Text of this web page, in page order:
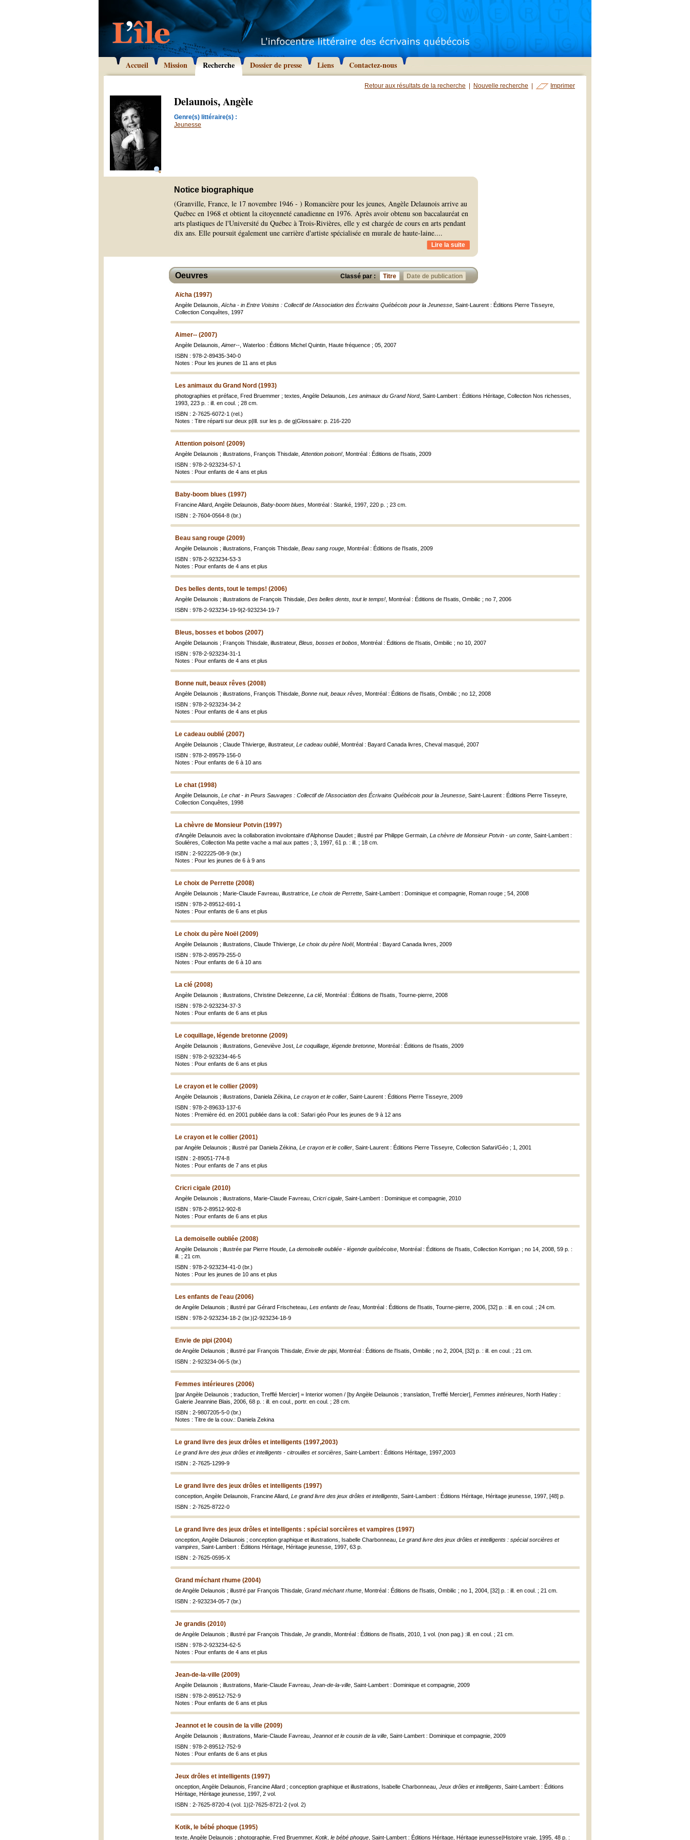
Accueil Mission Recherche Dossier de presse Liens Contactez-nous
Retour aux résultats de la recherche Nouvelle recherche Imprimer
Delaunois, Angèle
Genre(s) littéraire(s) :
Jeunesse
Notice biographique
(Granville, France, le 17 novembre 1946 - ) Romancière pour les jeunes, Angèle Delaunois arrive au
Québec en 1968 et obtient la citoyenneté canadienne en 1976. Après avoir obtenu son baccalauréat en
arts plastiques de l'Université du Québec à Trois-Rivières, elle y est chargée de cours en arts pendant
dix ans. Elle poursuit également une carrière d'artiste spécialisée en murale de haute-laine....
Lire la suite
Classé par : Titre Date de publication
Oeuvres
Aïcha (1997)
Angèle Delaunois, Aïcha - in Entre Voisins : Collectif de l'Association des Écrivains Québécois pour la Jeunesse , Saint-Laurent : Éditions Pierre Tisseyre,
Collection Conquêtes, 1997
Aimer-- (2007)
Angèle Delaunois, Aimer-- , Waterloo : Éditions Michel Quintin, Haute fréquence ; 05, 2007
ISBN : 978-2-89435-340-0
Notes : Pour les jeunes de 11 ans et plus
Les animaux du Grand Nord (1993)
photographies et préface, Fred Bruemmer ; textes, Angèle Delaunois, Les animaux du Grand Nord, Saint-Lambert : Éditions Héritage, Collection Nos richesses,
1993, 223 p. : ill. en coul. ; 28 cm.
ISBN : 2-7625-6072-1 (rel.)
Notes : Titre réparti sur deux p|Ill. sur les p. de g|Glossaire: p. 216-220
Attention poison! (2009)
Angèle Delaunois ; illustrations, François Thisdale, Attention poison! , Montréal : Éditions de l'Isatis, 2009
ISBN : 978-2-923234-57-1
Notes : Pour enfants de 4 ans et plus
Baby-boom blues (1997)
Francine Allard, Angèle Delaunois, Baby-boom blues , Montréal : Stanké, 1997, 220 p. ; 23 cm.
ISBN : 2-7604-0564-8 (br.)
Beau sang rouge (2009)
Angèle Delaunois ; illustrations, François Thisdale, Beau sang rouge , Montréal : Éditions de l'Isatis, 2009
ISBN : 978-2-923234-53-3
Notes : Pour enfants de 4 ans et plus
Des belles dents, tout le temps! (2006)
Angèle Delaunois ; illustrations de François Thisdale, Des belles dents, tout le temps! , Montréal : Éditions de l'Isatis, Ombilic ; no 7, 2006
ISBN : 978-2-923234-19-9|2-923234-19-7
Bleus, bosses et bobos (2007)
Angèle Delaunois ; François Thisdale, illustrateur, Bleus, bosses et bobos , Montréal : Éditions de l'Isatis, Ombilic ; no 10, 2007
ISBN : 978-2-923234-31-1
Notes : Pour enfants de 4 ans et plus
Bonne nuit, beaux rêves (2008)
Angèle Delaunois ; illustrations, François Thisdale, Bonne nuit, beaux rêves , Montréal : Éditions de l'Isatis, Ombilic ; no 12, 2008
ISBN : 978-2-923234-34-2
Notes : Pour enfants de 4 ans et plus
Le cadeau oublié (2007)
Angèle Delaunois ; Claude Thivierge, illustrateur, Le cadeau oublié , Montréal : Bayard Canada livres, Cheval masqué, 2007
ISBN : 978-2-89579-156-0
Notes : Pour enfants de 6 à 10 ans
Le chat (1998)
Angèle Delaunois, Le chat - in Peurs Sauvages : Collectif de l'Association des Écrivains Québécois pour la Jeunesse , Saint-Laurent : Éditions Pierre Tisseyre,
Collection Conquêtes, 1998
La chèvre de Monsieur Potvin (1997)
d'Angèle Delaunois avec la collaboration involontaire d'Alphonse Daudet ; illustré par Philippe Germain, La chèvre de Monsieur Potvin - un conte , Saint-Lambert :
Soulières, Collection Ma petite vache a mal aux pattes ; 3, 1997, 61 p. : ill. ; 18 cm.
ISBN : 2-922225-08-9 (br.)
Notes : Pour les jeunes de 6 à 9 ans
Le choix de Perrette (2008)
Angèle Delaunois ; Marie-Claude Favreau, illustratrice, Le choix de Perrette , Saint-Lambert : Dominique et compagnie, Roman rouge ; 54, 2008
ISBN : 978-2-89512-691-1
Notes : Pour enfants de 6 ans et plus
Le choix du père Noël (2009)
Angèle Delaunois ; illustrations, Claude Thivierge, Le choix du père Noël, Montréal : Bayard Canada livres, 2009
ISBN : 978-2-89579-255-0
Notes : Pour enfants de 6 à 10 ans
La clé (2008)
Angèle Delaunois ; illustrations, Christine Delezenne, La clé , Montréal : Éditions de l'Isatis, Tourne-pierre, 2008
ISBN : 978-2-923234-37-3
Notes : Pour enfants de 6 ans et plus
Le coquillage, légende bretonne (2009)
Angèle Delaunois ; illustrations, Geneviève Jost, Le coquillage, légende bretonne , Montréal : Éditions de l'Isatis, 2009
ISBN : 978-2-923234-46-5
Notes : Pour enfants de 6 ans et plus
Le crayon et le collier (2009)
Angèle Delaunois ; illustrations, Daniela Zékina, Le crayon et le collier , Saint-Laurent : Éditions Pierre Tisseyre, 2009
ISBN : 978-2-89633-137-6
Notes : Première éd. en 2001 publiée dans la coll.: Safari géo Pour les jeunes de 9 à 12 ans
Le crayon et le collier (2001)
par Angèle Delaunois ; illustré par Daniela Zékina, Le crayon et le collier , Saint-Laurent : Éditions Pierre Tisseyre, Collection Safari/Géo ; 1, 2001
ISBN : 2-89051-774-8
Notes : Pour enfants de 7 ans et plus
Cricri cigale (2010)
Angèle Delaunois ; illustrations, Marie-Claude Favreau, Cricri cigale , Saint-Lambert : Dominique et compagnie, 2010
ISBN : 978-2-89512-902-8
Notes : Pour enfants de 6 ans et plus
La demoiselle oubliée (2008)
Angèle Delaunois ; illustrée par Pierre Houde, La demoiselle oubliée - légende québécoise , Montréal : Éditions de l'Isatis, Collection Korrigan ; no 14, 2008, 59 p. :
ill. ; 21 cm.
ISBN : 978-2-923234-41-0 (br.)
Notes : Pour les jeunes de 10 ans et plus
Les enfants de l'eau (2006)
de Angèle Delaunois ; illustré par Gérard Frischeteau, Les enfants de l'eau , Montréal : Éditions de l'Isatis, Tourne-pierre, 2006, [32] p. : ill. en coul. ; 24 cm.
ISBN : 978-2-923234-18-2 (br.)|2-923234-18-9
Envie de pipi (2004)
de Angèle Delaunois ; illustré par François Thisdale, Envie de pipi, Montréal : Éditions de l'Isatis, Ombilic ; no 2, 2004, [32] p. : ill. en coul. ; 21 cm.
ISBN : 2-923234-06-5 (br.)
Femmes intérieures (2006)
[par Angèle Delaunois ; traduction, Trefflé Mercier] = Interior women / [by Angèle Delaunois ; translation, Trefflé Mercier], Femmes intérieures , North Hatley :
Galerie Jeannine Blais, 2006, 68 p. : ill. en coul., portr. en coul. ; 28 cm.
ISBN : 2-9807205-5-0 (br.)
Notes : Titre de la couv.: Daniela Zekina
Le grand livre des jeux drôles et intelligents (1997,2003)
Le grand livre des jeux drôles et intelligents - citrouilles et sorcières , Saint-Lambert : Éditions Héritage, 1997,2003
ISBN : 2-7625-1299-9
Le grand livre des jeux drôles et intelligents (1997)
conception, Angèle Delaunois, Francine Allard, Le grand livre des jeux drôles et intelligents , Saint-Lambert : Éditions Héritage, Héritage jeunesse, 1997, [48] p.
ISBN : 2-7625-8722-0
Le grand livre des jeux drôles et intelligents : spécial sorcières et vampires (1997)
onception, Angèle Delaunois ; conception graphique et illustrations, Isabelle Charbonneau, Le grand livre des jeux drôles et intelligents : spécial sorcières et
vampires , Saint-Lambert : Éditions Héritage, Héritage jeunesse, 1997, 63 p.
ISBN : 2-7625-0595-X
Grand méchant rhume (2004)
de Angèle Delaunois ; illustré par François Thisdale, Grand méchant rhume , Montréal : Éditions de l'Isatis, Ombilic ; no 1, 2004, [32] p. : ill. en coul. ; 21 cm.
ISBN : 2-923234-05-7 (br.)
Je grandis (2010)
de Angèle Delaunois ; illustré par François Thisdale, Je grandis , Montréal : Éditions de l'Isatis, 2010, 1 vol. (non pag.) :ill. en coul. ; 21 cm.
ISBN : 978-2-923234-62-5
Notes : Pour enfants de 4 ans et plus
Jean-de-la-ville (2009)
Angèle Delaunois ; illustrations, Marie-Claude Favreau, Jean-de-la-ville , Saint-Lambert : Dominique et compagnie, 2009
ISBN : 978-2-89512-752-9
Notes : Pour enfants de 6 ans et plus
Jeannot et le cousin de la ville (2009)
Angèle Delaunois ; illustrations, Marie-Claude Favreau, Jeannot et le cousin de la ville , Saint-Lambert : Dominique et compagnie, 2009
ISBN : 978-2-89512-752-9
Notes : Pour enfants de 6 ans et plus
Jeux drôles et intelligents (1997)
onception, Angèle Delaunois, Francine Allard ; conception graphique et illustrations, Isabelle Charbonneau, Jeux drôles et intelligents , Saint-Lambert : Éditions
Héritage, Héritage jeunesse, 1997, 2 vol.
ISBN : 2-7625-8720-4 (vol. 1)|2-7625-8721-2 (vol. 2)
Kotik, le bébé phoque (1995)
texte, Angèle Delaunois ; photographie, Fred Bruemmer, Kotik, le bébé phoque , Saint-Lambert : Éditions Héritage, Héritage jeunesse|Histoire vraie, 1995, 48 p. :